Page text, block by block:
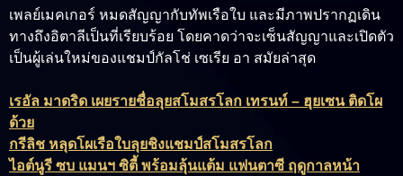
เพลย์เมคเกอร์ หมดสัญญากับทัพเรือใบ และมีภาพปรากฏเดิน
ทางถึงอิตาลีเป็นที่เรียบร้อย โดยคาดว่าจะเซ็นสัญญาและเปิดตัว
เป็นผู้เล่นใหม่ของแชมป์กัลโช่ เซเรีย อา สมัยล่าสุด
เรอัล มาดริด เผยรายชื่อลุยสโมสรโลก เทรนท์ – ฮุยเซน ติดโผ
ด้วย
กรีลิช หลุดโผเรือใบลุยชิงแชมป์สโมสรโลก
ไอต์นูรี ซบ แมนฯ ซิตี้ พร้อมลุ้นแต้ม แฟนตาซี ฤดูกาลหน้า